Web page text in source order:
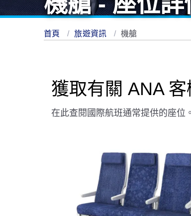
首頁 旅遊資訊 機艙
獲取有關 ANA
在此查閱國際航班通常提供的座位。